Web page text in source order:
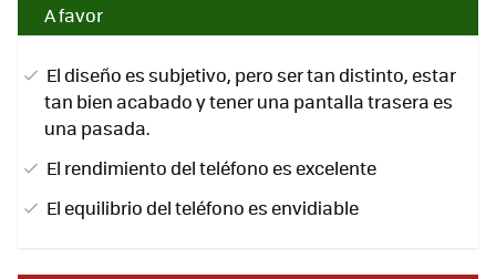
A favor
El diseño es subjetivo, pero ser tan distinto, estar
tan bien acabado y tener una pantalla trasera es
una pasada.
El rendimiento del teléfono es excelente
El equilibrio del teléfono es envidiable